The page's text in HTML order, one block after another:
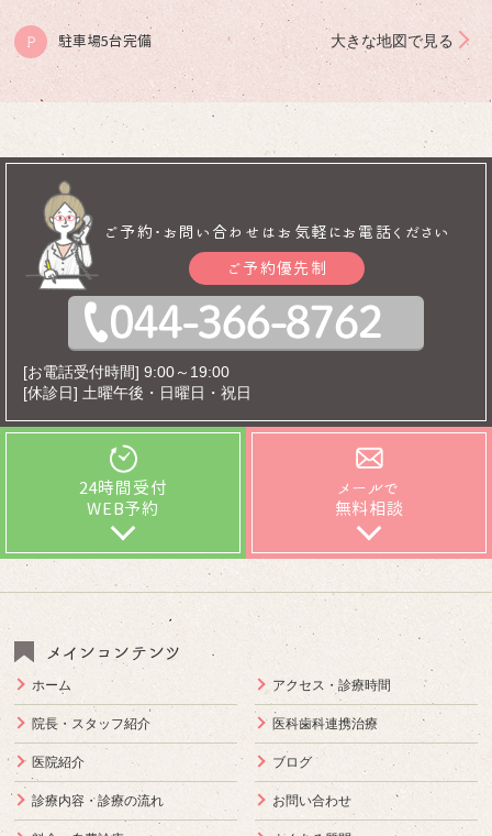
P 駐車場5台完備 大きな地図で見る
ご予約･お問い合わせはお気軽にお電話ください
ご予約優先制
[お電話受付時間] 9:00～19:00
[休診日] 土曜午後・日曜日・祝日
24時間受付
WEB予約
メールで
無料相談
メインコンテンツ
ホーム
院長・スタッフ紹介
医院紹介
診療内容・診療の流れ
アクセス・診療時間
医科歯科連携治療
ブログ
お問い合わせ